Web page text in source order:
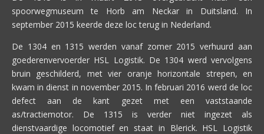
spoorwegmuseum te Horb am Neckar in Duitsland. In
september 2015 keerde deze loc terug in Nederland.
De 1304 en 1315 werden vanaf zomer 2015 verhuurd aan
goederenvervoerder HSL Logistik. De 1304 werd vervolgens
bruin geschilderd, met vier oranje horizontale strepen, en
kwam in dienst in november 2015. In februari 2016 werd de loc
defect aan de kant gezet met een vaststaande
as/tractiemotor. De 1315 is verder niet ingezet als
dienstvaardige locomotief en staat in Blerick. HSL Logistik